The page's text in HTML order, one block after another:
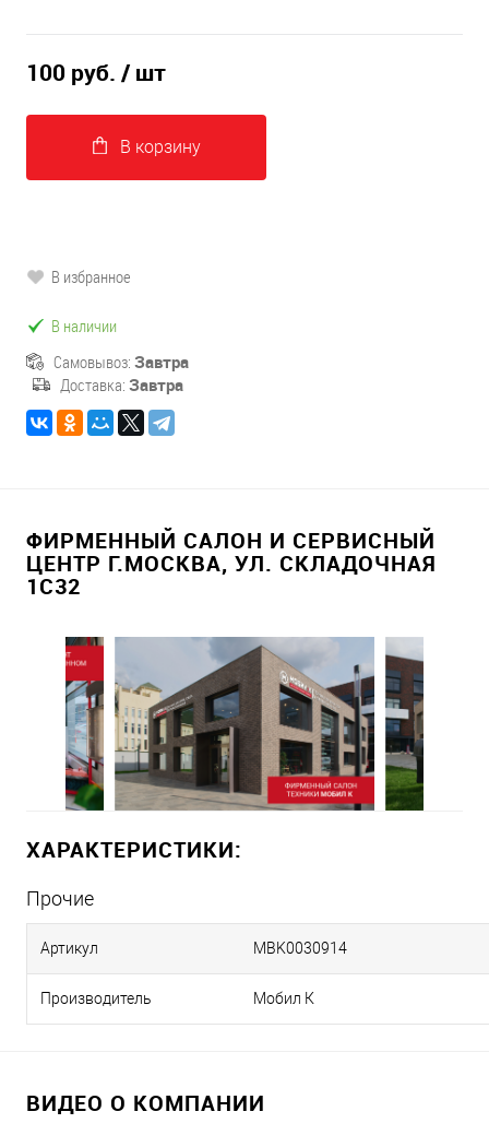
100 руб. / шт
В корзину
В избранное
В наличии
Самовывоз: Завтра
Доставка: Завтра
ФИРМЕННЫЙ САЛОН И СЕРВИСНЫЙ
ЦЕНТР Г.МОСКВА, УЛ. СКЛАДОЧНАЯ
1С32
ХАРАКТЕРИСТИКИ:
Прочие
Артикул MBK0030914
Производитель Мобил К
ВИДЕО О КОМПАНИИ